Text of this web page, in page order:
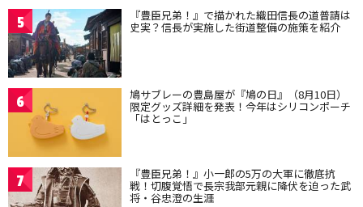
5 『豊臣兄弟！』で描かれた織田信長の道普請は
史実？信長が実施した街道整備の施策を紹介
6 鳩サブレーの豊島屋が『鳩の日』（8月10日）
限定グッズ詳細を発表！今年はシリコンポーチ
「はとっこ」
7 『豊臣兄弟！』小一郎の5万の大軍に徹底抗
戦！切腹覚悟で長宗我部元親に降伏を迫った武
将・谷忠澄の生涯